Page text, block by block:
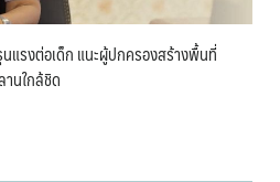
แรงต่อเด็ก แนะผู้ปกครองสร้างพื้นที่
นใกล้ชิด